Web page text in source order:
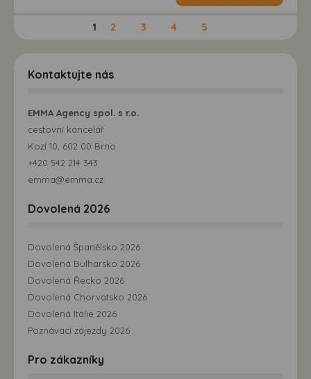
1 2 3 4 5
Kontaktujte nás
EMMA Agency spol. s r.o.
cestovní kancelář
Kozí 10, 602 00 Brno
+420 542 214 343
emma@emma.cz
Dovolená 2026
Dovolená Španělsko 2026
Dovolená Bulharsko 2026
Dovolená Řecko 2026
Dovolená Chorvatsko 2026
Dovolená Itálie 2026
Poznávací zájezdy 2026
Pro zákazníky